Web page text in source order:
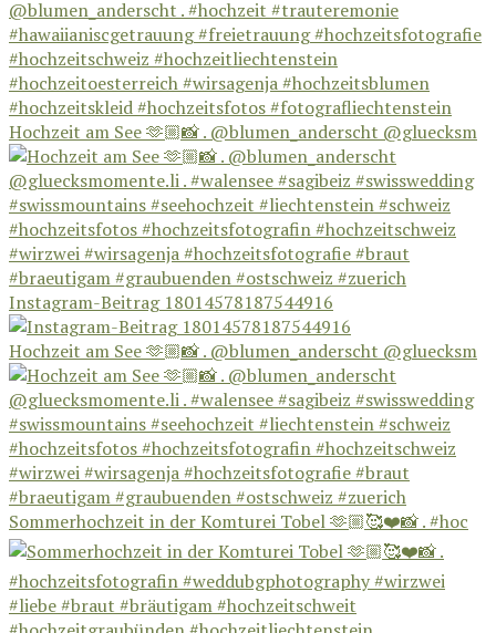
Hochzeit am See 🫶🏼📸 . @blumen_anderscht @gluecksm
Instagram-Beitrag 18014578187544916
Hochzeit am See 🫶🏼📸 . @blumen_anderscht @gluecksm
Sommerhochzeit in der Komturei Tobel 🫶🏼🥰❤️📸 . #hoc